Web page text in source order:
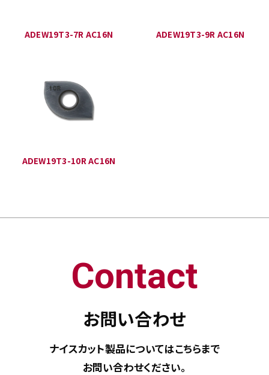
ADEW19T3-7R AC16N ADEW19T3-9R AC16N
ADEW19T3-10R AC16N
Contact
お問い合わせ
ナイスカット製品についてはこちらまで
お問い合わせください。